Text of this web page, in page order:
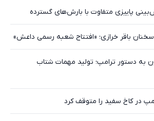
پاییزی متفاوت با بارش‌های گسترده
باقر خرازی؛ «افتتاح شعبه رسمی داعش»
به دستور ترامپ؛ تولید مهمات شتاب
در کاخ سفید را متوقف کرد